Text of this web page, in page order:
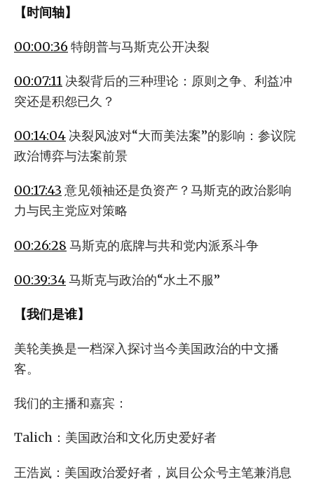
【时间轴】
00:00:36 特朗普与马斯克公开决裂
00:07:11 决裂背后的三种理论：原则之争、利益冲
突还是积怨已久？
00:14:04 决裂风波对“大而美法案”的影响：参议院
政治博弈与法案前景
00:17:43 意见领袖还是负资产？马斯克的政治影响
力与民主党应对策略
00:26:28 马斯克的底牌与共和党内派系斗争
00:39:34马斯克与政治的“水土不服”
【我们是谁】
美轮美换是一档深入探讨当今美国政治的中文播
客。
我们的主播和嘉宾：
Talich：美国政治和文化历史爱好者
王浩岚：美国政治爱好者，岚目公众号主笔兼消息